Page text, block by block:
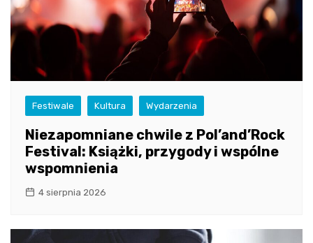
Festiwale Kultura Wydarzenia
Niezapomniane chwile z Pol’and’Rock
Festival: Książki, przygody i wspólne
wspomnienia
4 sierpnia 2026